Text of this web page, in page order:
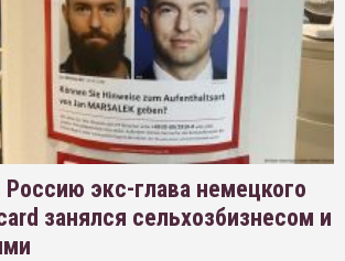
экс-глава немецкого
занялся сельхозбизнесом и